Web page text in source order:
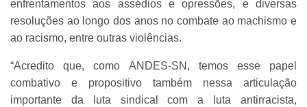
enfrentamentos aos assédios e opressões, e diversas
resoluções ao longo dos anos no combate ao machismo e
ao racismo, entre outras violências.
“Acredito que, como ANDES-SN, temos esse papel
combativo e propositivo também nessa articulação
importante da luta sindical com a luta antirracista,